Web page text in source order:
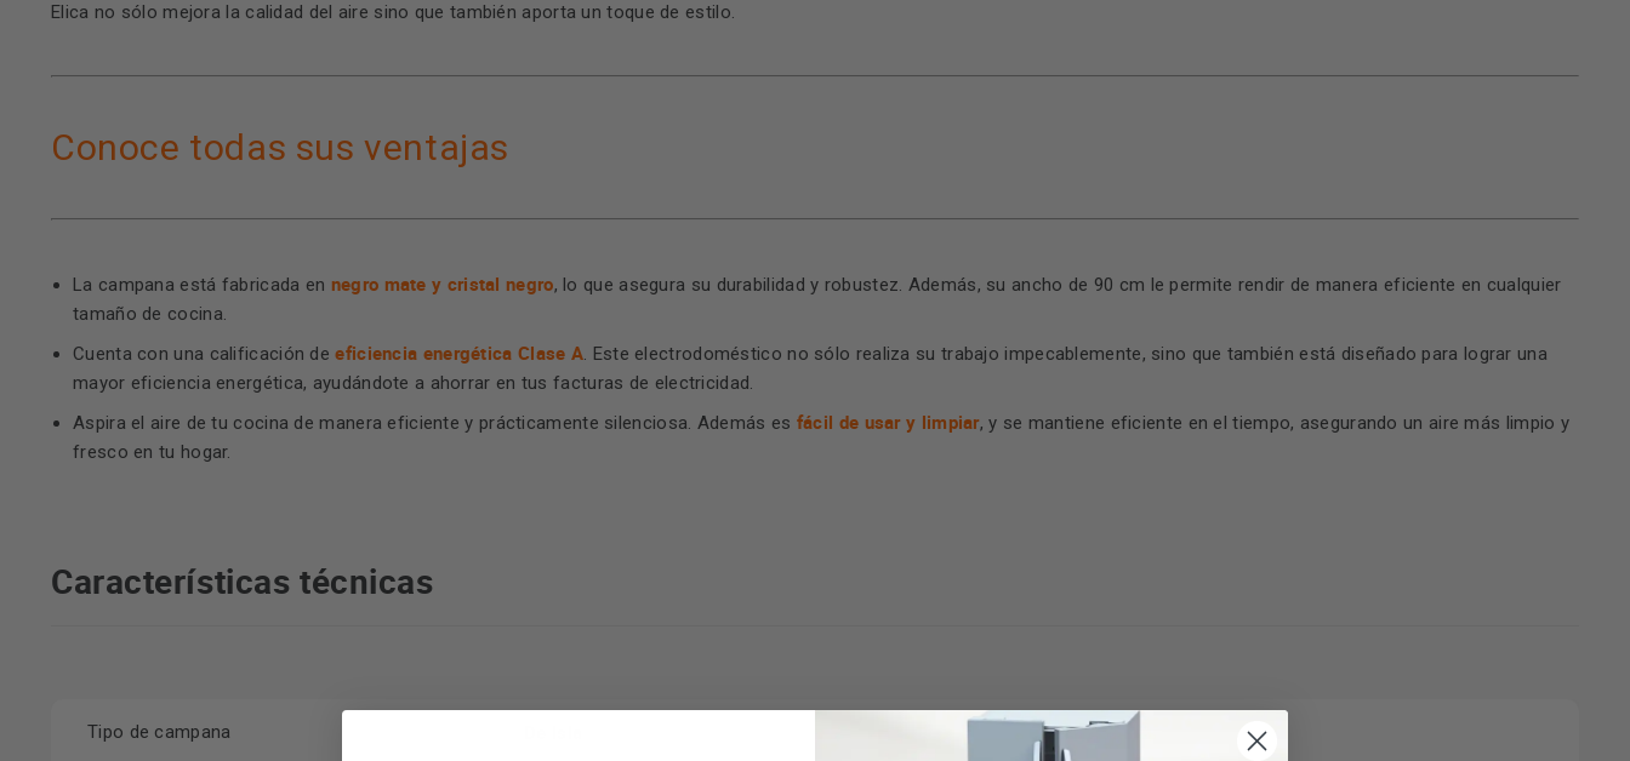
Elica no sólo mejora la calidad del aire sino que también aporta un toque de estilo.
Conoce todas sus ventajas
La campana está fabricada en negro mate y cristal negro, lo que asegura su durabilidad y robustez. Además, su ancho de 90 cm le permite rendir de manera eficiente en cualquier
tamaño de cocina.
Cuenta con una calificación deeficiencia energética Clase A. Este electrodoméstico no sólo realiza su trabajo impecablemente, sino que también está diseñado para lograr una
mayor eficiencia energética, ayudándote a ahorrar en tus facturas de electricidad.
Aspira el aire de tu cocina de manera eficiente y prácticamente silenciosa. Además es fácil de usar y limpiar, y se mantiene eficiente en el tiempo, asegurando un aire más limpio y
fresco en tu hogar.
Características técnicas
Tipo de campana